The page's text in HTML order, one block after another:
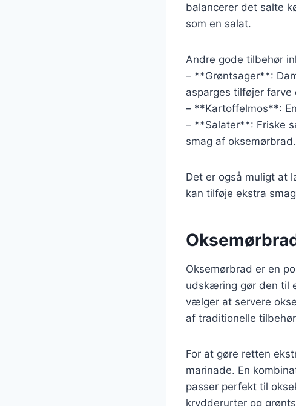
balancerer det salte
som en salat.
Andre gode tilbehør
– **Grøntsager**:
asparges tilføjer
– **Kartoffelmos**:
– **Salater**: Friske
smag af oksemørbrad.
Det er også muligt at
kan tilføje ekstra
Oksemørbrad er en
udskæring gør den til
vælger at servere
af traditionelle
For at gøre retten
marinade. En
passer perfekt til
krydderurter og